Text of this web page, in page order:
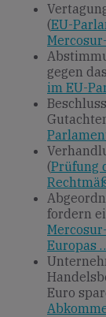
(EU-
gegen
im EU-
(Prüfung
fordern
Europas
Euro